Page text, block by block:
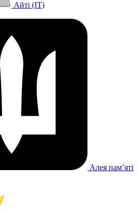
Айті (IT)
Алея памʼяті